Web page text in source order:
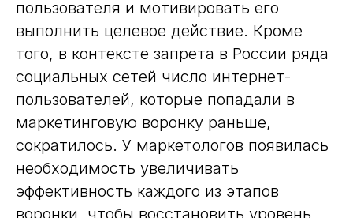
пользователя и мотивировать его
выполнить целевое действие. Кроме
того, в контексте запрета в России ряда
социальных сетей число интернет-
пользователей, которые попадали в
маркетинговую воронку раньше,
сократилось. У маркетологов появилась
необходимость увеличивать
эффективность каждого из этапов
воронки, чтобы восстановить уровень